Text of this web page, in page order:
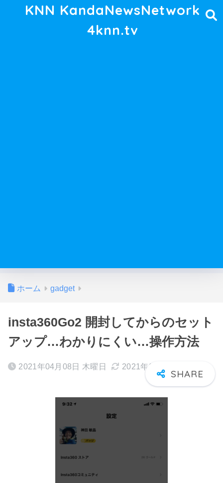
KNN KandaNewsNetwork
4knn.tv
ホーム gadget
insta360Go2 開封してからのセット
アップ…わかりにくい…操作方法
2021年04月08日 木曜日 2021年04月13日 火曜日